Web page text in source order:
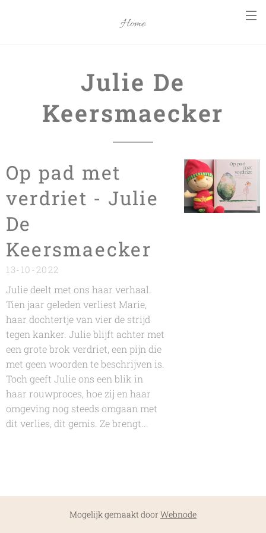
Home
Julie De
Keersmaecker
Op pad met
verdriet - Julie
De
Keersmaecker
13-10-2022
Julie deelt met ons haar verhaal.
Tien jaar geleden verliest Marie,
haar dochtertje van vier de strijd
tegen kanker. Julie blijft achter met
een grote brok verdriet, een pijn die
met geen woorden te beschrijven is.
Toch geeft Julie ons een blik in
haar rouwproces, hoe zij en haar
omgeving nog steeds omgaan met
dit verlies, dit gemis. Ze brengt...
Mogelijk gemaakt doorWebnode